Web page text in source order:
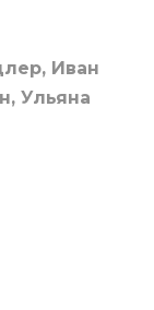
Иван
Ульяна